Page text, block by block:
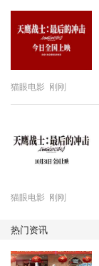
猫眼电影 刚刚
猫眼电影 刚刚
热门资讯